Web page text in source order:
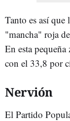
Tanto es así que
"mancha" roja
En esta
con el 33,8 por
Nervión
El Partido